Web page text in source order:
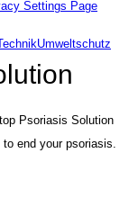
Settings Page
Umweltschutz
Psoriasis Solution
end your psoriasis.